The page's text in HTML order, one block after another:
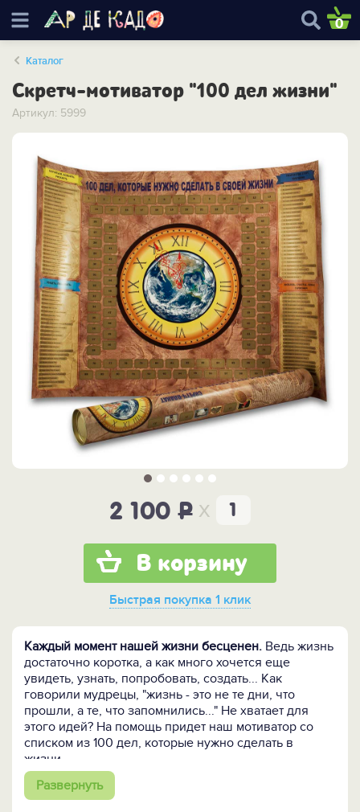
0
Каталог
Скретч-мотиватор "100 дел жизни"
Артикул: 5999
2 100P x
В корзину
Быстрая покупка 1 клик
Каждый момент нашей жизни бесценен. Ведь жизнь
достаточно коротка, а как много хочется еще
увидеть, узнать, попробовать, создать... Как
говорили мудрецы, "жизнь - это не те дни, что
прошли, а те, что запомнились..." Не хватает для
этого идей? На помощь придет наш мотиватор со
списком из 100 дел, которые нужно сделать в
жизни.
Скретч-плакат поможет правильно спланировать и
Развернуть